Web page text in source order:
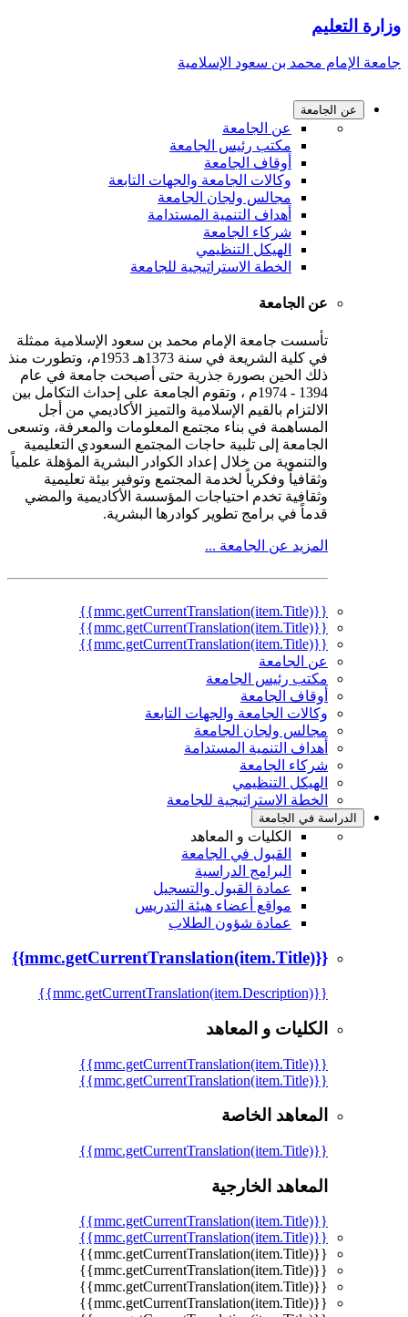
وزارة التعليم
جامعة الإمام محمد بن سعود الإسلامية
عن الجامعة
عن الجامعة
مكتب رئيس الجامعة
أوقاف الجامعة
وكالات الجامعة والجهات التابعة
مجالس ولجان الجامعة
أهداف التنمية المستدامة
شركاء الجامعة
الهيكل التنظيمي
الخطة الاستراتيجية للجامعة
عن الجامعة
تأسست جامعة الإمام محمد بن سعود الإسلامية ممثلة
في كلية الشريعة في سنة 1373هـ 1953م، وتطورت منذ
ذلك الحين بصورة جذرية حتى أصبحت جامعة في عام
1394 - 1974م ، وتقوم الجامعة على إحداث التكامل بين
الالتزام بالقيم الإسلامية والتميز الأكاديمي من أجل
المساهمة في بناء مجتمع المعلومات والمعرفة، وتسعى
الجامعة إلى تلبية حاجات المجتمع السعودي التعليمية
والتنموية من خلال إعداد الكوادر البشرية المؤهلة علمياً
وثقافياً وفكرياً لخدمة المجتمع وتوفير بيئة تعليمية
وثقافية تخدم احتياجات المؤسسة الأكاديمية والمضي
قدماً في برامج تطوير كوادرها البشرية.
المزيد عن الجامعة ...
{{mmc.getCurrentTranslation(item.Title)}}
{{mmc.getCurrentTranslation(item.Title)}}
{{mmc.getCurrentTranslation(item.Title)}}
عن الجامعة
مكتب رئيس الجامعة
أوقاف الجامعة
وكالات الجامعة والجهات التابعة
مجالس ولجان الجامعة
أهداف التنمية المستدامة
شركاء الجامعة
الهيكل التنظيمي
الخطة الاستراتيجية للجامعة
الدراسة في الجامعة
الكليات و المعاهد
القبول في الجامعة
البرامج الدراسية
عمادة القبول والتسجيل
مواقع أعضاء هيئة التدريس
عمادة شؤون الطلاب
{{mmc.getCurrentTranslation(item.Title)}}
{{mmc.getCurrentTranslation(item.Description)}}
الكليات و المعاهد
{{mmc.getCurrentTranslation(item.Title)}}
{{mmc.getCurrentTranslation(item.Title)}}
المعاهد الخاصة
{{mmc.getCurrentTranslation(item.Title)}}
المعاهد الخارجية
{{mmc.getCurrentTranslation(item.Title)}}
{{mmc.getCurrentTranslation(item.Title)}}
{{mmc.getCurrentTranslation(item.Title)}}
{{mmc.getCurrentTranslation(item.Title)}}
{{mmc.getCurrentTranslation(item.Title)}}
{{mmc.getCurrentTranslation(item.Title)}}